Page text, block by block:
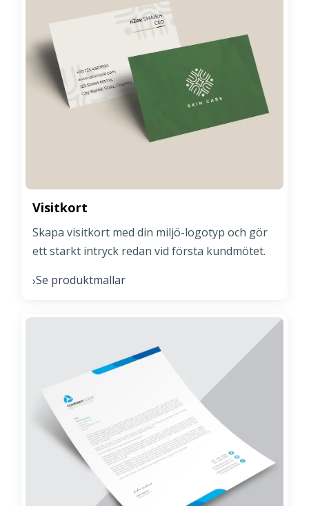
Visitkort
Skapa visitkort med din miljö-logotyp och gör
ett starkt intryck redan vid första kundmötet.
›Se produktmallar